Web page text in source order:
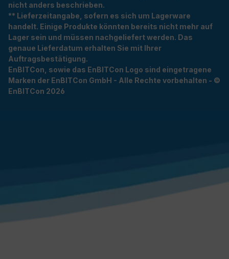
nicht anders beschrieben.
** Lieferzeitangabe, sofern es sich um Lagerware
handelt. Einige Produkte könnten bereits nicht mehr auf
Lager sein und müssen nachgeliefert werden. Das
genaue Lieferdatum erhalten Sie mit Ihrer
Auftragsbestätigung.
EnBITCon, sowie das EnBITCon Logo sind eingetragene
Marken der EnBITCon GmbH - Alle Rechte vorbehalten - ©
EnBITCon 2026